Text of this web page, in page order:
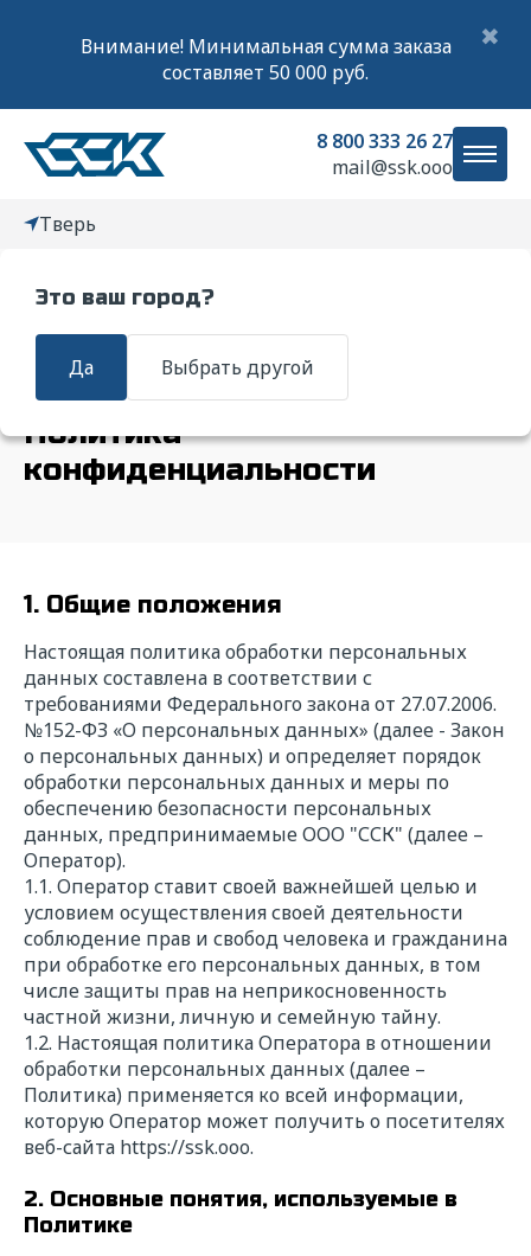
Внимание! Минимальная сумма заказа
составляет 50 000 руб.
✖
Это ваш город?
Да Выбрать другой
8 800 333 26 27
mail@ssk.ooo
Тверь
О компании
Политика
конфиденциальности
1. Общие положения
Настоящая политика обработки персональных
данных составлена в соответствии с
требованиями Федерального закона от 27.07.2006.
№152-ФЗ «О персональных данных» (далее - Закон
о персональных данных) и определяет порядок
обработки персональных данных и меры по
обеспечению безопасности персональных
данных, предпринимаемые ООО "ССК" (далее –
Оператор).
1.1. Оператор ставит своей важнейшей целью и
условием осуществления своей деятельности
соблюдение прав и свобод человека и гражданина
при обработке его персональных данных, в том
числе защиты прав на неприкосновенность
частной жизни, личную и семейную тайну.
1.2. Настоящая политика Оператора в отношении
обработки персональных данных (далее –
Политика) применяется ко всей информации,
которую Оператор может получить о посетителях
веб-сайта https://ssk.ooo.
2. Основные понятия, используемые в
Политике